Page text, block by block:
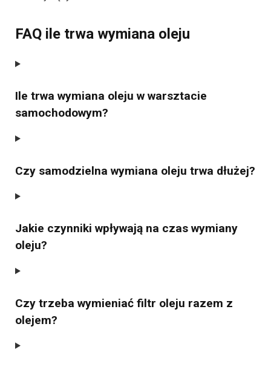
FAQ ile trwa wymiana oleju
Ile trwa wymiana oleju w warsztacie
samochodowym?
Czy samodzielna wymiana oleju trwa dłużej?
Jakie czynniki wpływają na czas wymiany
oleju?
Czy trzeba wymieniać filtr oleju razem z
olejem?